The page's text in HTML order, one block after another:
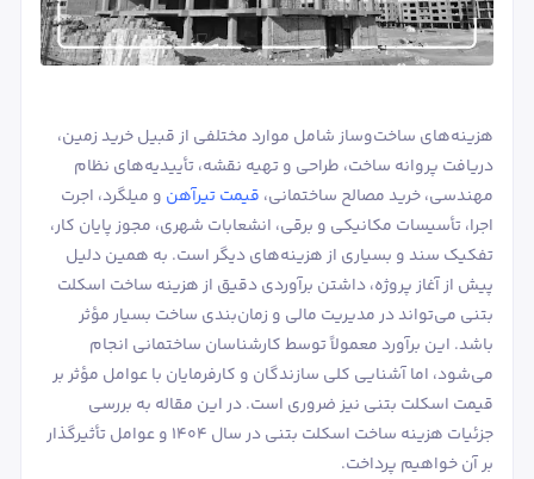
هزینه‌های ساخت‌وساز شامل موارد مختلفی از قبیل خرید زمین،
دریافت پروانه ساخت، طراحی و تهیه نقشه، تأییدیه‌های نظام
مهندسی، خرید مصالح ساختمانی، قیمت تیرآهن و میلگرد، اجرت
اجرا، تأسیسات مکانیکی و برقی، انشعابات شهری، مجوز پایان کار،
تفکیک سند و بسیاری از هزینه‌های دیگر است. به همین دلیل
پیش از آغاز پروژه، داشتن برآوردی دقیق از هزینه ساخت اسکلت
بتنی می‌تواند در مدیریت مالی و زمان‌بندی ساخت بسیار مؤثر
باشد. این برآورد معمولاً توسط کارشناسان ساختمانی انجام
می‌شود، اما آشنایی کلی سازندگان و کارفرمایان با عوامل مؤثر بر
قیمت اسکلت بتنی نیز ضروری است. در این مقاله به بررسی
جزئیات هزینه ساخت اسکلت بتنی در سال ۱۴۰۴ و عوامل تأثیرگذار
بر آن خواهیم پرداخت.